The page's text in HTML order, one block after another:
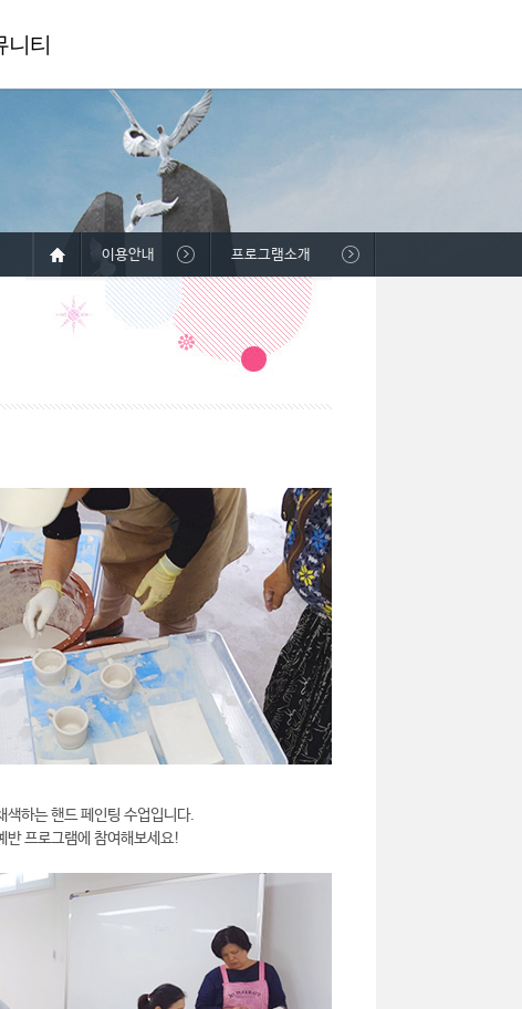
니티
이용안내 프로그램소개
색하는 핸드 페인팅 수업입니다.
프로그램에 참여해보세요!